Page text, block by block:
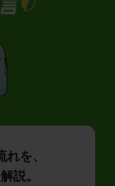
を、
説。